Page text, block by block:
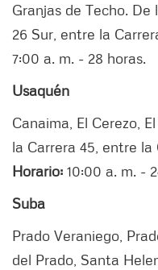
Granjas de Techo.
26 Sur, entre la
7:00 a. m. - 28 horas.
Usaquén
Canaima, El Cerezo,
la Carrera 45, entre la
Horario: 10:00 a. m. -
Suba
Prado Veraniego,
del Prado, Santa